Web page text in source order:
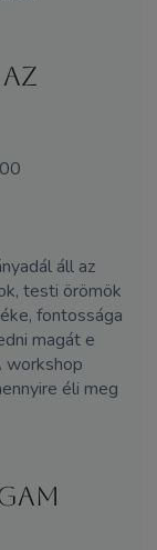
áll az
testi örömök
fontossága
magát e
workshop
éli meg